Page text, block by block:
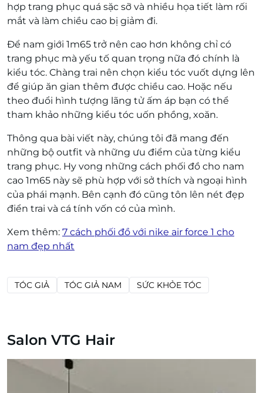
hợp trang phục quá sặc sỡ và nhiều họa tiết làm rối
mắt và làm chiều cao bị giảm đi.
Để nam giới 1m65 trở nên cao hơn không chỉ có
trang phục mà yếu tố quan trọng nữa đó chính là
kiểu tóc. Chàng trai nên chọn kiểu tóc vuốt dựng lên
để giúp ăn gian thêm được chiều cao. Hoặc nếu
theo đuổi hình tượng lãng tử ấm áp bạn có thể
tham khảo những kiểu tóc uốn phồng, xoăn.
Thông qua bài viết này, chúng tôi đã mang đến
những bộ outfit và những ưu điểm của từng kiểu
trang phục. Hy vong những cách phối đồ cho nam
cao 1m65 này sẽ phù hợp với sở thích và ngoại hình
của phái mạnh. Bên cạnh đó cũng tôn lên nét đẹp
điển trai và cá tính vốn có của mình.
Xem thêm: 7 cách phối đồ với nike air force 1 cho
nam đẹp nhất
TÓC GIẢ TÓC GIẢ NAM SỨC KHỎE TÓC
Salon VTG Hair